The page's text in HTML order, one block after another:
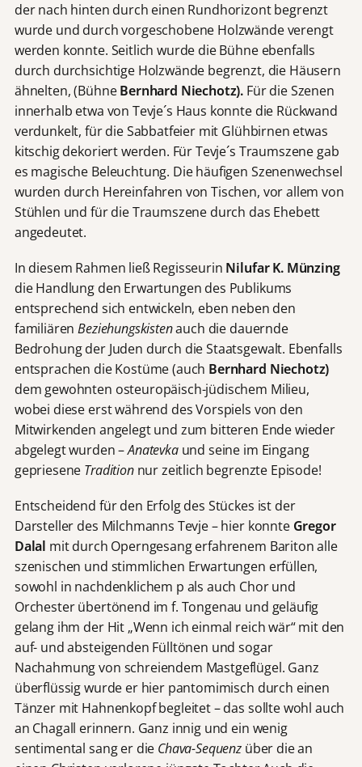
der nach hinten durch einen Rundhorizont begrenzt
wurde und durch vorgeschobene Holzwände verengt
werden konnte. Seitlich wurde die Bühne ebenfalls
durch durchsichtige Holzwände begrenzt, die Häusern
ähnelten, (BühneBernhard Niechotz). Für die Szenen
innerhalb etwa von Tevje´s Haus konnte die Rückwand
verdunkelt, für die Sabbatfeier mit Glühbirnen etwas
kitschig dekoriert werden. Für Tevje´s Traumszene gab
es magische Beleuchtung. Die häufigen Szenenwechsel
wurden durch Hereinfahren von Tischen, vor allem von
Stühlen und für die Traumszene durch das Ehebett
angedeutet.
In diesem Rahmen ließ Regisseurin Nilufar K. Münzing
die Handlung den Erwartungen des Publikums
entsprechend sich entwickeln, eben neben den
familiären Beziehungskistenauch die dauernde
Bedrohung der Juden durch die Staatsgewalt. Ebenfalls
entsprachen die Kostüme (auch Bernhard Niechotz)
dem gewohnten osteuropäisch-jüdischem Milieu,
wobei diese erst während des Vorspiels von den
Mitwirkenden angelegt und zum bitteren Ende wieder
abgelegt wurden –Anatevka und seine im Eingang
gepriesene Tradition nur zeitlich begrenzte Episode!
Entscheidend für den Erfolg des Stückes ist der
Darsteller des Milchmanns Tevje – hier konnte Gregor
Dalal mit durch Operngesang erfahrenem Bariton alle
szenischen und stimmlichen Erwartungen erfüllen,
sowohl in nachdenklichem p als auch Chor und
Orchester übertönend im f. Tongenau und geläufig
gelang ihm der Hit „Wenn ich einmal reich wär“ mit den
auf- und absteigenden Fülltönen und sogar
Nachahmung von schreiendem Mastgeflügel. Ganz
überflüssig wurde er hier pantomimisch durch einen
Tänzer mit Hahnenkopf begleitet – das sollte wohl auch
an Chagall erinnern. Ganz innig und ein wenig
sentimental sang er die Chava-Sequenz über die an